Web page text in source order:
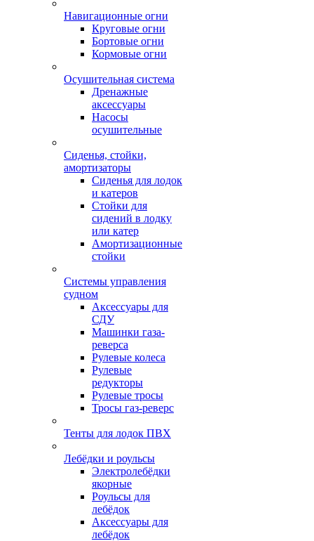
Навигационные огни
Круговые огни
Бортовые огни
Кормовые огни
Осушительная система
Дренажные
аксессуары
Насосы
осушительные
Сиденья, стойки,
амортизаторы
Сиденья для лодок
и катеров
Стойки для
сидений в лодку
или катер
Амортизационные
стойки
Системы управления
судном
Аксессуары для
СДУ
Машинки газа-
реверса
Рулевые колеса
Рулевые
редукторы
Рулевые тросы
Тросы газ-реверс
Тенты для лодок ПВХ
Лебёдки и роульсы
Электролебёдки
якорные
Роульсы для
лебёдок
Аксессуары для
лебёдок